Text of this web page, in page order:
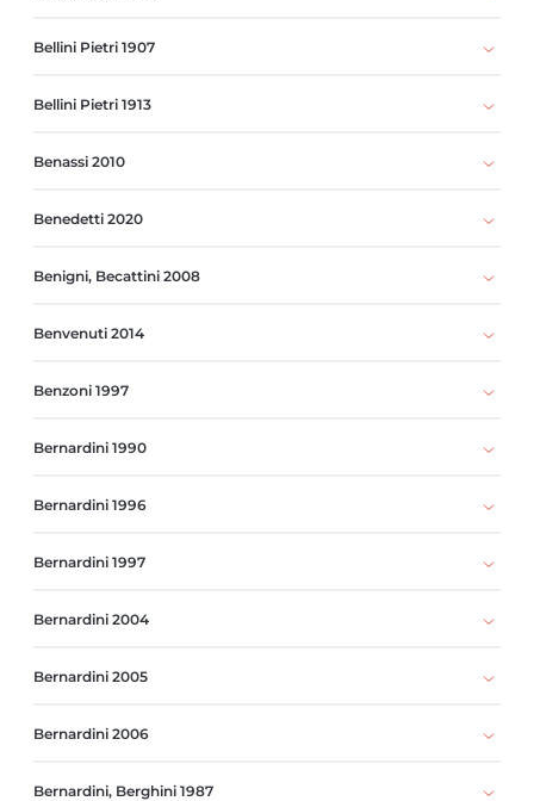
Bellini Pietri 1907
Bellini Pietri 1913
Benassi 2010
Benedetti 2020
Benigni, Becattini 2008
Benvenuti 2014
Benzoni 1997
Bernardini 1990
Bernardini 1996
Bernardini 1997
Bernardini 2004
Bernardini 2005
Bernardini 2006
Bernardini, Berghini 1987